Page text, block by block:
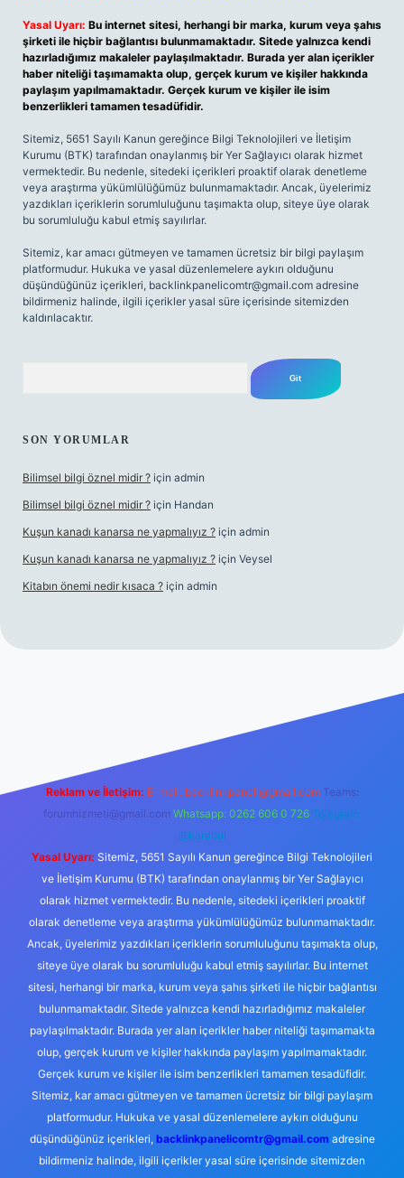
Yasal Uyarı: Bu internet sitesi, herhangi bir marka, kurum veya şahıs
şirketi ile hiçbir bağlantısı bulunmamaktadır. Sitede yalnızca kendi
hazırladığımız makaleler paylaşılmaktadır. Burada yer alan içerikler
haber niteliği taşımamakta olup, gerçek kurum ve kişiler hakkında
paylaşım yapılmamaktadır. Gerçek kurum ve kişiler ile isim
benzerlikleri tamamen tesadüfidir.
Sitemiz, 5651 Sayılı Kanun gereğince Bilgi Teknolojileri ve İletişim
Kurumu (BTK) tarafından onaylanmış bir Yer Sağlayıcı olarak hizmet
vermektedir. Bu nedenle, sitedeki içerikleri proaktif olarak denetleme
veya araştırma yükümlülüğümüz bulunmamaktadır. Ancak, üyelerimiz
yazdıkları içeriklerin sorumluluğunu taşımakta olup, siteye üye olarak
bu sorumluluğu kabul etmiş sayılırlar.
Sitemiz, kar amacı gütmeyen ve tamamen ücretsiz bir bilgi paylaşım
platformudur. Hukuka ve yasal düzenlemelere aykırı olduğunu
düşündüğünüz içerikleri, backlinkpanelicomtr@gmail.com adresine
bildirmeniz halinde, ilgili içerikler yasal süre içerisinde sitemizden
kaldırılacaktır.
SON YORUMLAR
Bilimsel bilgi öznel midir ? için admin
Bilimsel bilgi öznel midir ? için Handan
Kuşun kanadı kanarsa ne yapmalıyız ? için admin
Kuşun kanadı kanarsa ne yapmalıyız ? için Veysel
Kitabın önemi nedir kısaca ? için admin
Reklam ve İletişim: E-mail: backlinkpaneli@gmail.com Teams:
forumhizmeti@gmail.com Whatsapp: 0262 606 0 726 Telegram:
@karabul
Yasal Uyarı: Sitemiz, 5651 Sayılı Kanun gereğince Bilgi Teknolojileri
ve İletişim Kurumu (BTK) tarafından onaylanmış bir Yer Sağlayıcı
olarak hizmet vermektedir. Bu nedenle, sitedeki içerikleri proaktif
olarak denetleme veya araştırma yükümlülüğümüz bulunmamaktadır.
Ancak, üyelerimiz yazdıkları içeriklerin sorumluluğunu taşımakta olup,
siteye üye olarak bu sorumluluğu kabul etmiş sayılırlar. Bu internet
sitesi, herhangi bir marka, kurum veya şahıs şirketi ile hiçbir bağlantısı
bulunmamaktadır. Sitede yalnızca kendi hazırladığımız makaleler
paylaşılmaktadır. Burada yer alan içerikler haber niteliği taşımamakta
olup, gerçek kurum ve kişiler hakkında paylaşım yapılmamaktadır.
Gerçek kurum ve kişiler ile isim benzerlikleri tamamen tesadüfidir.
Sitemiz, kar amacı gütmeyen ve tamamen ücretsiz bir bilgi paylaşım
platformudur. Hukuka ve yasal düzenlemelere aykırı olduğunu
düşündüğünüz içerikleri, backlinkpanelicomtr@gmail.comadresine
bildirmeniz halinde, ilgili içerikler yasal süre içerisinde sitemizden